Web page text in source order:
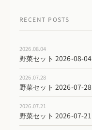
RECENT POSTS
2026.08.04
野菜セット 2026-08-04
2026.07.28
野菜セット 2026-07-28
2026.07.21
野菜セット 2026-07-21